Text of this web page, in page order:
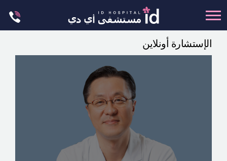
to
content
الإستشارة أونلاين